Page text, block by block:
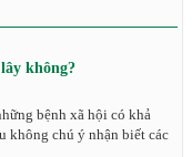
không?
bệnh xã hội có khả
không chú ý nhận biết các